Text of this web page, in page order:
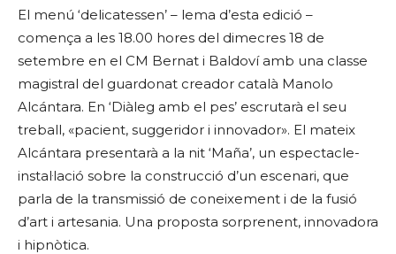
El menú ‘delicatessen’ – lema d’esta edició –
comença a les 18.00 hores del dimecres 18 de
setembre en el CM Bernat i Baldoví amb una classe
magistral del guardonat creador català Manolo
Alcántara. En ‘Diàleg amb el pes’ escrutarà el seu
treball, «pacient, suggeridor i innovador». El mateix
Alcántara presentarà a la nit ‘Maña’, un espectacle-
instal·lació sobre la construcció d’un escenari, que
parla de la transmissió de coneixement i de la fusió
d’art i artesania. Una proposta sorprenent, innovadora
i hipnòtica.